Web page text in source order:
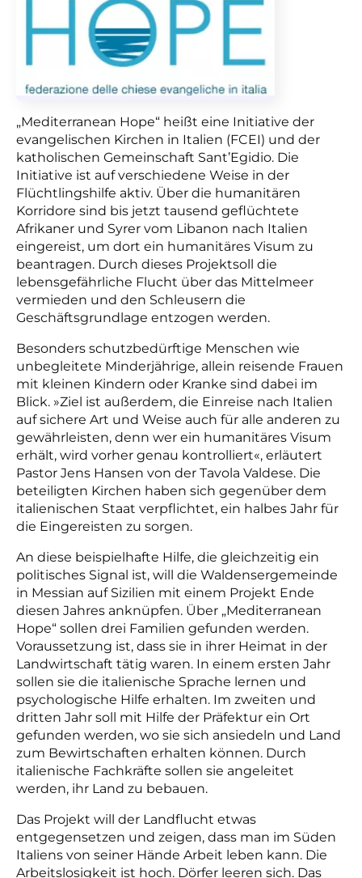
„Mediterranean Hope“ heißt eine Initiative der
evangelischen Kirchen in Italien (FCEI) und der
katholischen Gemeinschaft Sant’Egidio. Die
Initiative ist auf verschiedene Weise in der
Flüchtlingshilfe aktiv. Über die humanitären
Korridore sind bis jetzt tausend geflüchtete
Afrikaner und Syrer vom Libanon nach Italien
eingereist, um dort ein humanitäres Visum zu
beantragen. Durch dieses Projektsoll die
lebensgefährliche Flucht über das Mittelmeer
vermieden und den Schleusern die
Geschäftsgrundlage entzogen werden.
Besonders schutzbedürftige Menschen wie
unbegleitete Minderjährige, allein reisende Frauen
mit kleinen Kindern oder Kranke sind dabei im
Blick. »Ziel ist außerdem, die Einreise nach Italien
auf sichere Art und Weise auch für alle anderen zu
gewährleisten, denn wer ein humanitäres Visum
erhält, wird vorher genau kontrolliert«, erläutert
Pastor Jens Hansen von der Tavola Valdese. Die
beteiligten Kirchen haben sich gegenüber dem
italienischen Staat verpflichtet, ein halbes Jahr für
die Eingereisten zu sorgen.
An diese beispielhafte Hilfe, die gleichzeitig ein
politisches Signal ist, will die Waldensergemeinde
in Messian auf Sizilien mit einem Projekt Ende
diesen Jahres anknüpfen. Über „Mediterranean
Hope“ sollen drei Familien gefunden werden.
Voraussetzung ist, dass sie in ihrer Heimat in der
Landwirtschaft tätig waren. In einem ersten Jahr
sollen sie die italienische Sprache lernen und
psychologische Hilfe erhalten. Im zweiten und
dritten Jahr soll mit Hilfe der Präfektur ein Ort
gefunden werden, wo sie sich ansiedeln und Land
zum Bewirtschaften erhalten können. Durch
italienische Fachkräfte sollen sie angeleitet
werden, ihr Land zu bebauen.
Das Projekt will der Landflucht etwas
entgegensetzen und zeigen, dass man im Süden
Italiens von seiner Hände Arbeit leben kann. Die
Arbeitslosigkeit ist hoch. Dörfer leeren sich. Das